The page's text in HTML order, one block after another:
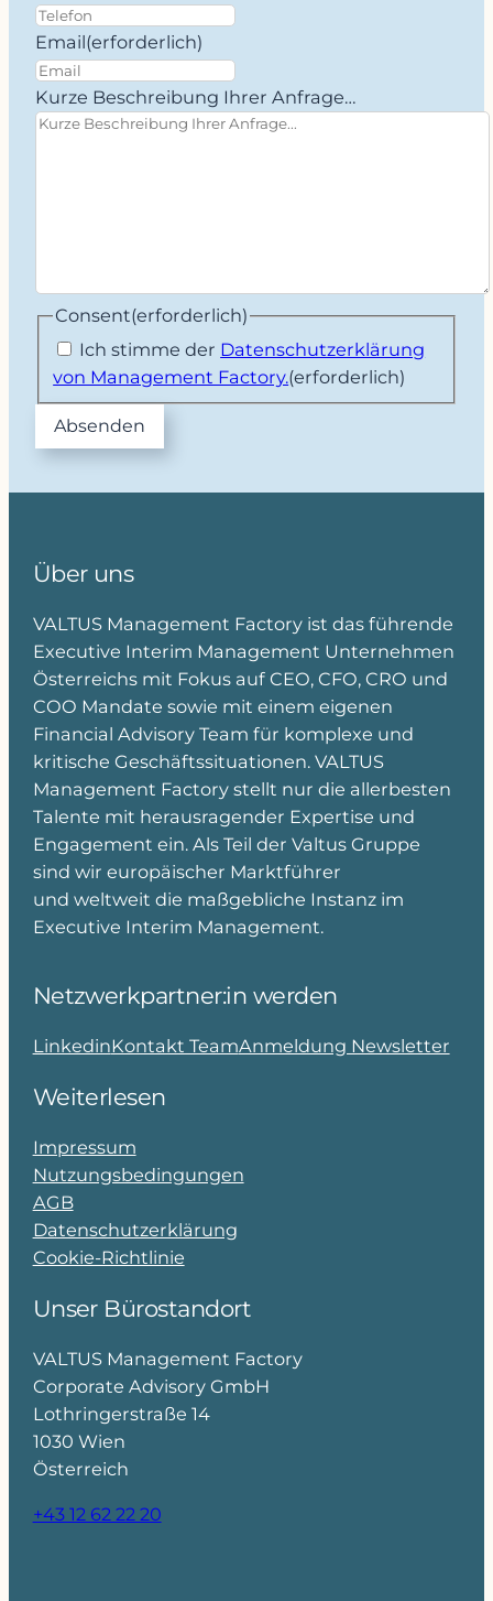
Email(erforderlich)
Kurze Beschreibung Ihrer Anfrage…
Consent(erforderlich)
Ich stimme der Datenschutzerklärung
von Management Factory.(erforderlich)
Über uns
VALTUS Management Factory ist das führende
Executive Interim Management Unternehmen
Österreichs mit Fokus auf CEO, CFO, CRO und
COO Mandate sowie mit einem eigenen
Financial Advisory Team für komplexe und
kritische Geschäftssituationen. VALTUS
Management Factory stellt nur die allerbesten
Talente mit herausragender Expertise und
Engagement ein. Als Teil der Valtus Gruppe
sind wir europäischer Marktführer
und weltweit die maßgebliche Instanz im
Executive Interim Management.
Netzwerkpartner:in werden
LinkedinKontakt TeamAnmeldung Newsletter
Weiterlesen
Impressum
Nutzungsbedingungen
AGB
Datenschutzerklärung
Cookie-Richtlinie
Unser Bürostandort
VALTUS Management Factory
Corporate Advisory GmbH
Lothringerstraße 14
1030 Wien
Österreich
+43 12 62 22 20